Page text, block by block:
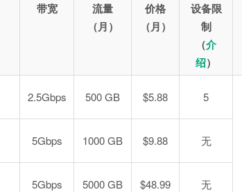
带宽
流量
（月）
价格
（月）
设备限
制
（介
绍）
2.5Gbps 500 GB $5.88 5
5Gbps 1000 GB $9.88 无
5Gbps 5000 GB $48.99 无